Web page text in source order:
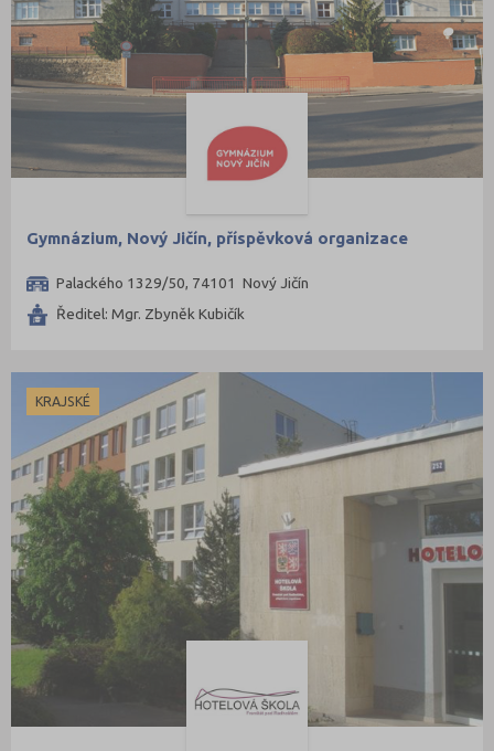
Šumperk (16)
Tábor (15)
Tachov (6)
Teplice (14)
Trutnov (16)
Třebíč (11)
Ústí nad Labem (11)
Ústí nad Orlicí (22)
Vsetín (17)
Zlín (22)
Znojmo (11)
Žďár nad Sázavou (18)
Gymnázium, Nový Jičín, příspěvková organizace
Palackého 1329/50, 74101 Nový Jičín
Ředitel: Mgr. Zbyněk Kubičík
KRAJSKÉ